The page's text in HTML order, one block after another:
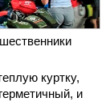
куртку,
и